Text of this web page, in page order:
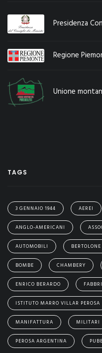
Presidenza
Regione
Unione
TAGS
3 GENNAIO 1944 AEREI
ANGLO-AMERICANI
AUTOMOBILI BERTOLONE
BOMBE CHAMBERY
ENRICO BERARDO
ISTITUTO MARRO VILLAR PEROSA
MANIFATTURA MILITARI
PEROSA ARGENTINA